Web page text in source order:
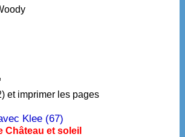
et imprimer les pages
et soleil